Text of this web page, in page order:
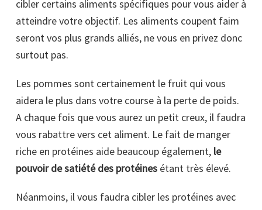
cibler certains aliments spécifiques pour vous aider à
atteindre votre objectif. Les aliments coupent faim
seront vos plus grands alliés, ne vous en privez donc
surtout pas.
Les pommes sont certainement le fruit qui vous
aidera le plus dans votre course à la perte de poids.
A chaque fois que vous aurez un petit creux, il faudra
vous rabattre vers cet aliment. Le fait de manger
riche en protéines aide beaucoup également, le
pouvoir de satiété des protéines étant très élevé.
Néanmoins, il vous faudra cibler les protéines avec